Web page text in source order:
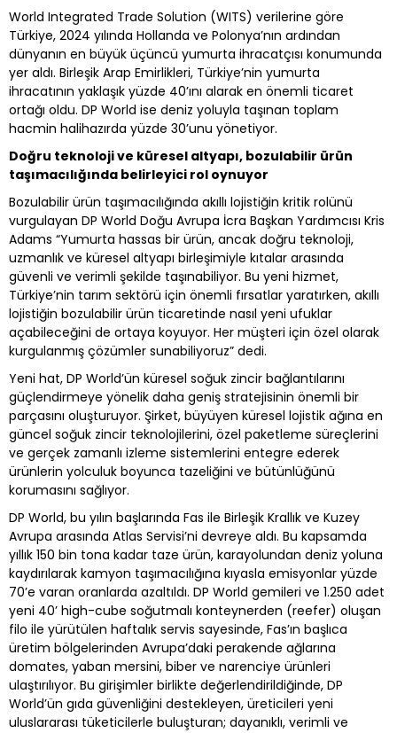
World Integrated Trade Solution (WITS) verilerine göre
Türkiye, 2024 yılında Hollanda ve Polonya’nın ardından
dünyanın en büyük üçüncü yumurta ihracatçısı konumunda
yer aldı. Birleşik Arap Emirlikleri, Türkiye’nin yumurta
ihracatının yaklaşık yüzde 40’ını alarak en önemli ticaret
ortağı oldu. DP World ise deniz yoluyla taşınan toplam
hacmin halihazırda yüzde 30’unu yönetiyor.
Doğru teknoloji ve küresel altyapı, bozulabilir ürün
taşımacılığında belirleyici rol oynuyor
Bozulabilir ürün taşımacılığında akıllı lojistiğin kritik rolünü
vurgulayan DP World Doğu Avrupa İcra Başkan Yardımcısı Kris
Adams “Yumurta hassas bir ürün, ancak doğru teknoloji,
uzmanlık ve küresel altyapı birleşimiyle kıtalar arasında
güvenli ve verimli şekilde taşınabiliyor. Bu yeni hizmet,
Türkiye’nin tarım sektörü için önemli fırsatlar yaratırken, akıllı
lojistiğin bozulabilir ürün ticaretinde nasıl yeni ufuklar
açabileceğini de ortaya koyuyor. Her müşteri için özel olarak
kurgulanmış çözümler sunabiliyoruz” dedi.
Yeni hat, DP World’ün küresel soğuk zincir bağlantılarını
güçlendirmeye yönelik daha geniş stratejisinin önemli bir
parçasını oluşturuyor. Şirket, büyüyen küresel lojistik ağına en
güncel soğuk zincir teknolojilerini, özel paketleme süreçlerini
ve gerçek zamanlı izleme sistemlerini entegre ederek
ürünlerin yolculuk boyunca tazeliğini ve bütünlüğünü
korumasını sağlıyor.
DP World, bu yılın başlarında Fas ile Birleşik Krallık ve Kuzey
Avrupa arasında Atlas Servisi’ni devreye aldı. Bu kapsamda
yıllık 150 bin tona kadar taze ürün, karayolundan deniz yoluna
kaydırılarak kamyon taşımacılığına kıyasla emisyonlar yüzde
70’e varan oranlarda azaltıldı. DP World gemileri ve 1.250 adet
yeni 40’ high-cube soğutmalı konteynerden (reefer) oluşan
filo ile yürütülen haftalık servis sayesinde, Fas’ın başlıca
üretim bölgelerinden Avrupa’daki perakende ağlarına
domates, yaban mersini, biber ve narenciye ürünleri
ulaştırılıyor. Bu girişimler birlikte değerlendirildiğinde, DP
World’ün gıda güvenliğini destekleyen, üreticileri yeni
uluslararası tüketicilerle buluşturan; dayanıklı, verimli ve